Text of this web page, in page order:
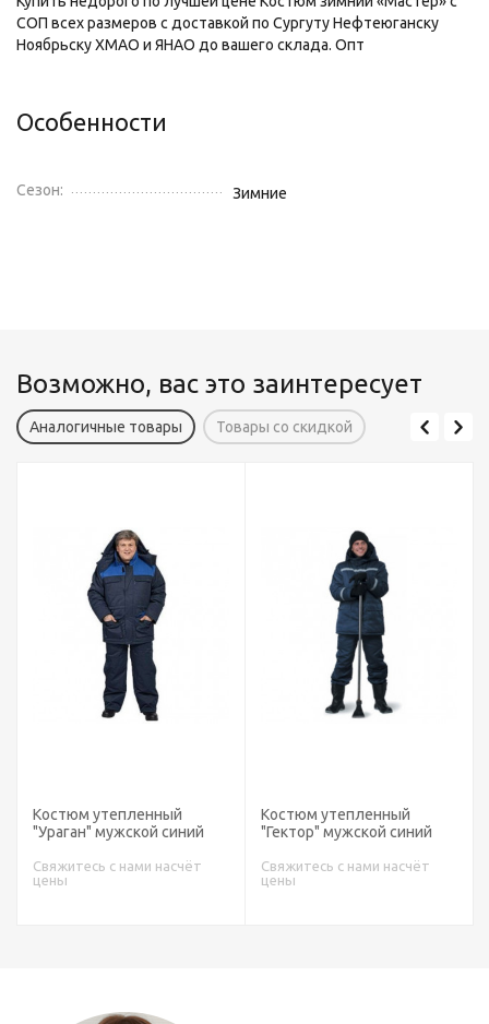
СОП всех размеров с доставкой по Сургуту Нефтеюганску
Ноябрьску ХМАО и ЯНАО до вашего склада. Опт
Особенности
Сезон: Зимние
Возможно, вас это заинтересует
Аналогичные товары Товары со скидкой
Костюм утепленный
"Ураган" мужской синий
Свяжитесь с нами насчёт
цены
Костюм утепленный
"Гектор" мужской синий
Свяжитесь с нами насчёт
цены